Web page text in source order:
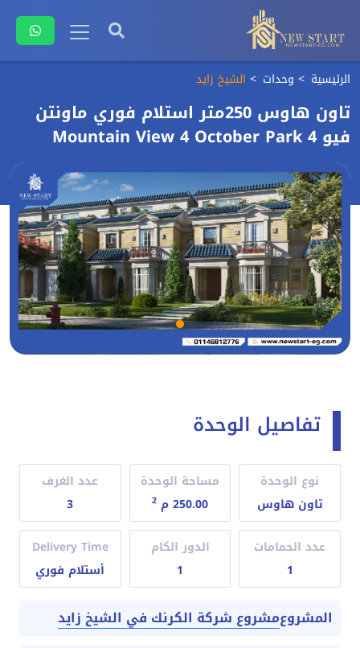
الرئيسية وحدات الشيخ زايد
تاون هاوس 250متر استلام فوري ماونتن
فيو 4 Mountain View 4 October Park
تفاصيل الوحدة
نوع الوحدة
تاون هاوس
مساحة الوحدة
250.00 م
2
عدد الغرف
3
عدد الحمامات
1
الدور الكام
1
Delivery Time
أستلام فوري
المشروعمشروع شركة الكرنك في الشيخ زايد